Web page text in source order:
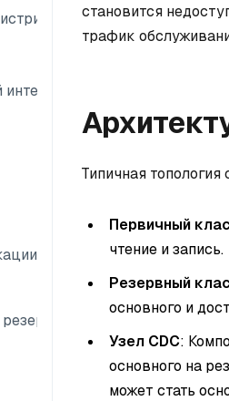
Milvus)
CDC
сервер
становится
трафик
Типичная топология
Первичный
чтение и запись.
Резервный
основного и
Узел CDC:
основного на
может стать